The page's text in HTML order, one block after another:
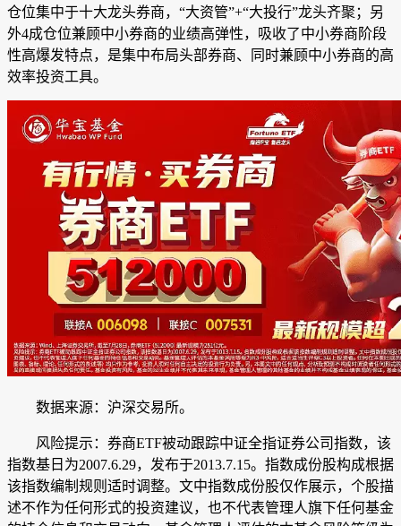
仓位集中于十大龙头券商，“大资管”+“大投行”龙头齐聚；另
外4成仓位兼顾中小券商的业绩高弹性，吸收了中小券商阶段
性高爆发特点，是集中布局头部券商、同时兼顾中小券商的高
效率投资工具。
数据来源：沪深交易所。
风险提示：券商ETF被动跟踪中证全指证券公司指数，该
指数基日为2007.6.29，发布于2013.7.15。指数成份股构成根据
该指数编制规则适时调整。文中指数成份股仅作展示，个股描
述不作为任何形式的投资建议，也不代表管理人旗下任何基金